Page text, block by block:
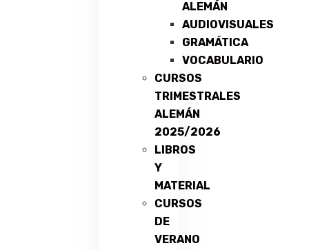
ALEMÁN
AUDIOVISUALES
GRAMÁTICA
VOCABULARIO
CURSOS
TRIMESTRALES
ALEMÁN
2025/2026
LIBROS
Y
MATERIAL
CURSOS
DE
VERANO